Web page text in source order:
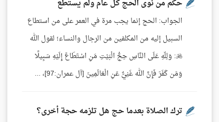
حكم من نوى الحج كل عام ولم يستطع
الجواب: الحج إنما يجب مرة في العمر على من استطاع
السبيل إليه من المكلفين من الرجال والنساء؛ لقول الله
: وَلِلّهِ عَلَى النَّاسِ حِجُّ الْبَيْتِ مَنِ اسْتَطَاعَ إِلَيْهِ سَبِيلًا
وَمَن كَفَرَ فَإِنَّ الله غَنِيٌّ عَنِ الْعَالَمِينَ [آل عمران:97]، ...
ترك الصلاة بعدما حج هل تلزمه حجة أخرى؟